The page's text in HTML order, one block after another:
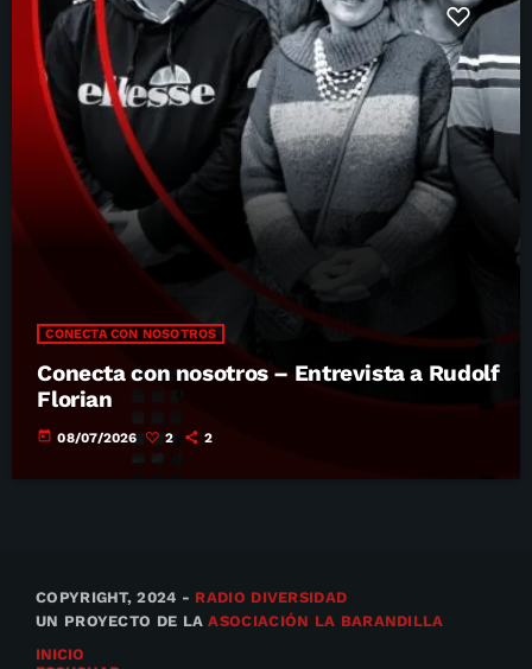
CONECTA CON NOSOTROS
Conecta con nosotros – Entrevista a Rudolf
Florian
today 08/07/2026 2 2
COPYRIGHT, 2024 - RADIO DIVERSIDAD
UN PROYECTO DE LAASOCIACIÓN LA BARANDILLA
INICIO